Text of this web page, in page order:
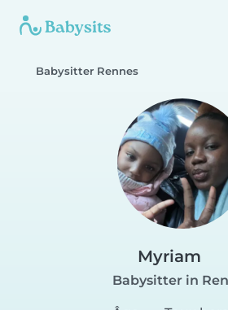
Babysitter Rennes
Myriam
Babysitter in